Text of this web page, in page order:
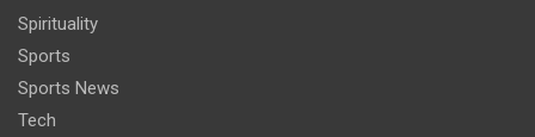
Spirituality
Sports
Sports News
Tech